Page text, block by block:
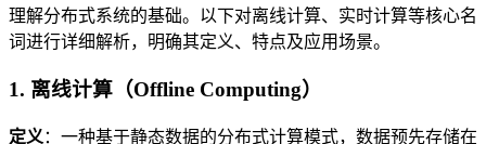
理解分布式系统的基础。以下对离线计算、实时计算等核心名
词进行详细解析，明确其定义、特点及应用场景。
1. 离线计算（Offline Computing）
定义 ：一种基于静态数据的分布式计算模式，数据预先存储在